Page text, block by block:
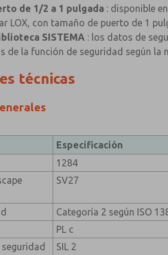
de 1/2 a 1 pulgada : disponible
LOX, con tamaño de puerto de 1
SISTEMA : los datos de
de la función de seguridad según la
técnicas
Especificación
1284
SV27
Categoría 2 según ISO
PL c
SIL 2